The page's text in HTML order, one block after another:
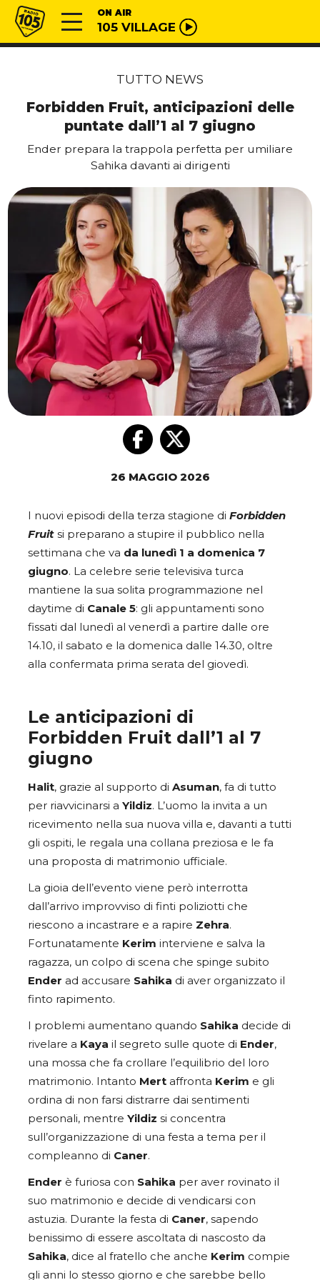
Vai al contenuto
Radio 105 ON AIR
105 VILLAGE
TUTTO NEWS
Forbidden Fruit, anticipazioni delle
puntate dall’1 al 7 giugno
Ender prepara la trappola perfetta per umiliare
Sahika davanti ai dirigenti
26 MAGGIO 2026
I nuovi episodi della terza stagione di Forbidden
Fruit si preparano a stupire il pubblico nella
settimana che va da lunedì 1 a domenica 7
giugno. La celebre serie televisiva turca
mantiene la sua solita programmazione nel
daytime di Canale 5: gli appuntamenti sono
fissati dal lunedì al venerdì a partire dalle ore
14.10, il sabato e la domenica dalle 14.30, oltre
alla confermata prima serata del giovedì.
Le anticipazioni di
Forbidden Fruit dall’1 al 7
giugno
Halit, grazie al supporto di Asuman, fa di tutto
per riavvicinarsi a Yildiz. L’uomo la invita a un
ricevimento nella sua nuova villa e, davanti a tutti
gli ospiti, le regala una collana preziosa e le fa
una proposta di matrimonio ufficiale.
La gioia dell’evento viene però interrotta
dall’arrivo improvviso di finti poliziotti che
riescono a incastrare e a rapire Zehra.
Fortunatamente Kerim interviene e salva la
ragazza, un colpo di scena che spinge subito
Ender ad accusare Sahika di aver organizzato il
finto rapimento.
I problemi aumentano quando Sahika decide di
rivelare a Kaya il segreto sulle quote di Ender,
una mossa che fa crollare l’equilibrio del loro
matrimonio. Intanto Mert affronta Kerim e gli
ordina di non farsi distrarre dai sentimenti
personali, mentre Yildiz si concentra
sull’organizzazione di una festa a tema per il
compleanno di Caner.
Ender è furiosa con Sahika per aver rovinato il
suo matrimonio e decide di vendicarsi con
astuzia. Durante la festa di Caner, sapendo
benissimo di essere ascoltata di nascosto da
Sahika, dice al fratello che anche Kerim compie
gli anni lo stesso giorno e che sarebbe bello